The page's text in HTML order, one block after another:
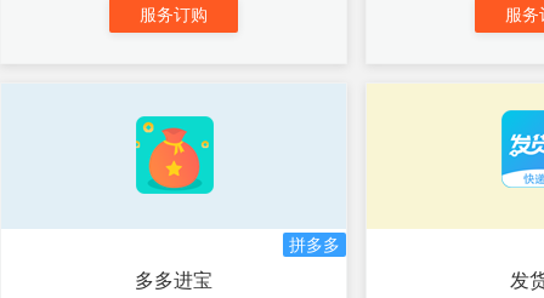
服务订购 服务
拼多多
多多进宝 发